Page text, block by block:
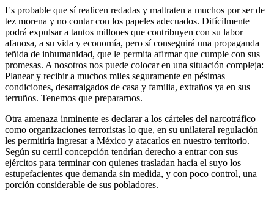
Es probable que sí realicen redadas y maltraten a muchos por ser de
tez morena y no contar con los papeles adecuados. Difícilmente
podrá expulsar a tantos millones que contribuyen con su labor
afanosa, a su vida y economía, pero sí conseguirá una propaganda
teñida de inhumanidad, que le permita afirmar que cumple con sus
promesas. A nosotros nos puede colocar en una situación compleja:
Planear y recibir a muchos miles seguramente en pésimas
condiciones, desarraigados de casa y familia, extraños ya en sus
terruños. Tenemos que prepararnos.
Otra amenaza inminente es declarar a los cárteles del narcotráfico
como organizaciones terroristas lo que, en su unilateral regulación
les permitiría ingresar a México y atacarlos en nuestro territorio.
Según su cerril concepción tendrían derecho a entrar con sus
ejércitos para terminar con quienes trasladan hacia el suyo los
estupefacientes que demanda sin medida, y con poco control, una
porción considerable de sus pobladores.